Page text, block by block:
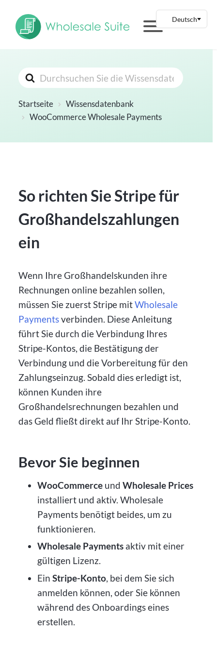
Suchen
nach
Startseite
Wissensdatenbank
WooCommerce Wholesale Payments
So richten Sie Stripe für
Großhandelszahlungen
ein
Wenn Ihre Großhandelskunden ihre
Rechnungen online bezahlen sollen,
müssen Sie zuerst Stripe mitWholesale
Paymentsverbinden. Diese Anleitung
führt Sie durch die Verbindung Ihres
Stripe-Kontos, die Bestätigung der
Verbindung und die Vorbereitung für den
Zahlungseinzug. Sobald dies erledigt ist,
können Kunden ihre
Großhandelsrechnungen bezahlen und
das Geld fließt direkt auf Ihr Stripe-Konto.
Bevor Sie beginnen
WooCommerceund Wholesale Prices
installiert und aktiv. Wholesale
Payments benötigt beides, um zu
funktionieren.
Wholesale Paymentsaktiv mit einer
gültigen Lizenz.
Ein Stripe-Konto, bei dem Sie sich
anmelden können, oder Sie können
während des Onboardings eines
erstellen.